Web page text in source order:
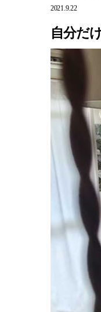
2021.9.22
自分だ